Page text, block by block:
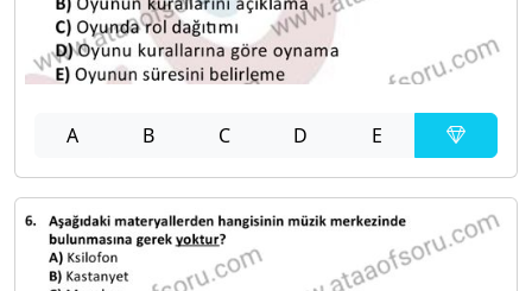
A B C D E